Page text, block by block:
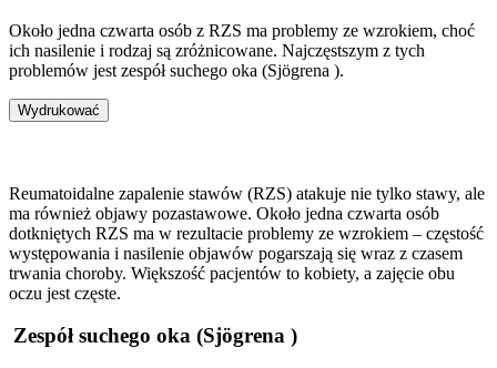
Około jedna czwarta osób z RZS ma problemy ze wzrokiem, choć
ich nasilenie i rodzaj są zróżnicowane. Najczęstszym z tych
problemów jest zespół suchego oka (Sjögrena ).
Wydrukować
Reumatoidalne zapalenie stawów (RZS) atakuje nie tylko stawy, ale
ma również objawy pozastawowe. Około jedna czwarta osób
dotkniętych RZS ma w rezultacie problemy ze wzrokiem – częstość
występowania i nasilenie objawów pogarszają się wraz z czasem
trwania choroby. Większość pacjentów to kobiety, a zajęcie obu
oczu jest częste.
Zespół suchego oka (Sjögrena )